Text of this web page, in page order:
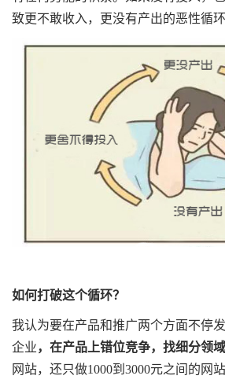
致更不敢收入，更没有产出的恶性循环
如何打破这个循环？
我认为要在产品和推广两个方面不停
企业，在产品上错位竞争，找细分领域
网站，还只做1000到3000元之间的网